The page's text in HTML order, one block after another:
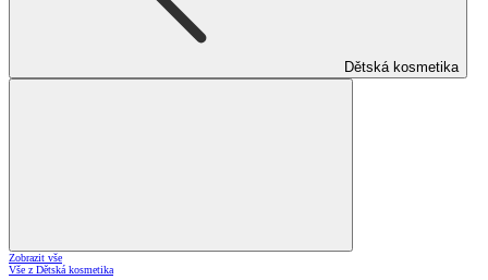
Dětská kosmetika
Zobrazit vše
Vše z Dětská kosmetika